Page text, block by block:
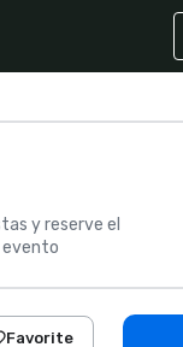
y reserve el
evento
Favorite